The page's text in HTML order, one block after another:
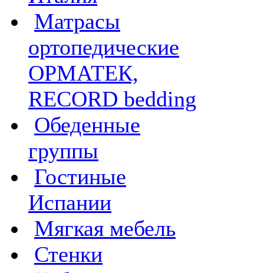
Матрасы
ортопедические
ОРМАТЕК,
RECORD bedding
Обеденные
группы
Гостиные
Испании
Мягкая мебель
Стенки